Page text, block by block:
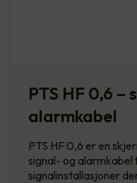
PTS HF 0,6
alarmkabel
PTS HF 0,6 er en
signal- og
signalinstallasjoner